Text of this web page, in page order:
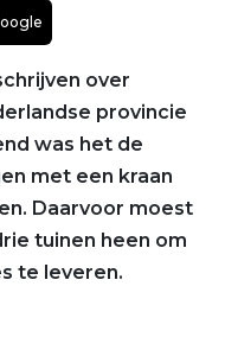
over
provincie
was het de
met een kraan
Daarvoor moest
tuinen heen om
te leveren.